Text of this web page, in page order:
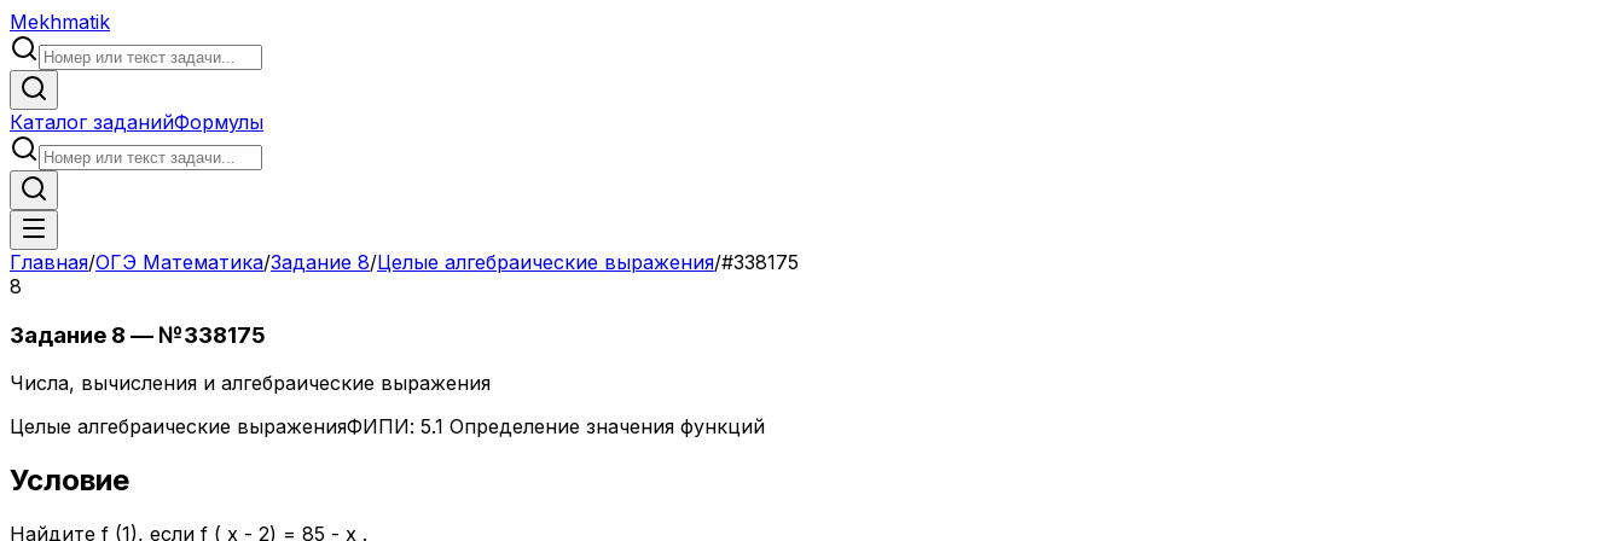
Mekhmatik
Каталог заданийФормулы
Главная/ОГЭ Математика/Задание 8/Целые алгебраические выражения/#338175
8
Задание 8 — №338175
Числа, вычисления и алгебраические выражения
Целые алгебраические выраженияФИПИ: 5.1 Определение значения функций
Условие
Найдите f (1), если f ( x - 2) = 85 - x .